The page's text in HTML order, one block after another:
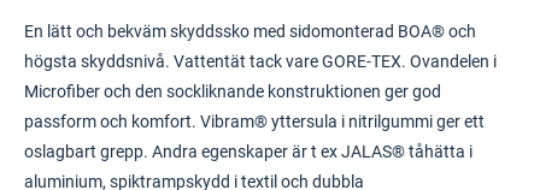
En lätt och bekväm skyddssko med sidomonterad BOA® och
högsta skyddsnivå. Vattentät tack vare GORE-TEX. Ovandelen i
Microfiber och den sockliknande konstruktionen ger god
passform och komfort. Vibram® yttersula i nitrilgummi ger ett
oslagbart grepp. Andra egenskaper är t ex JALAS® tåhätta i
aluminium, spiktrampskydd i textil och dubbla